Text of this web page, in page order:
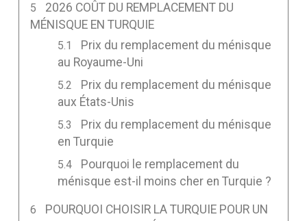
2026 COÛT DU REMPLACEMENT DU
MÉNISQUE EN TURQUIE
Prix du remplacement du ménisque
au Royaume-Uni
Prix du remplacement du ménisque
aux États-Unis
Prix du remplacement du ménisque
en Turquie
Pourquoi le remplacement du
ménisque est-il moins cher en Turquie ?
POURQUOI CHOISIR LA TURQUIE POUR UN